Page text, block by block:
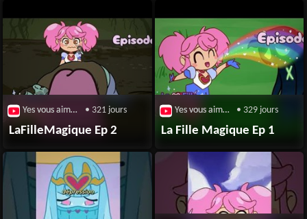
Yes vous aime / Broute • 321 jours
LaFilleMagique Ep 2
Yes vous aime / Broute • 329 jours
La Fille Magique Ep 1